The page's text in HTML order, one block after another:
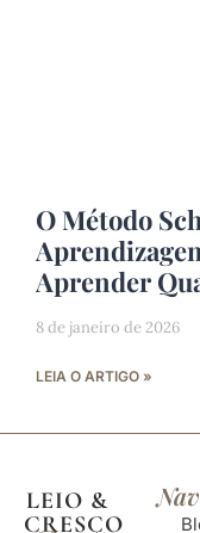
O Método
Aprender
8 de janeiro de 2026
LEIA O ARTIGO »
LEIO &
CRESÇO